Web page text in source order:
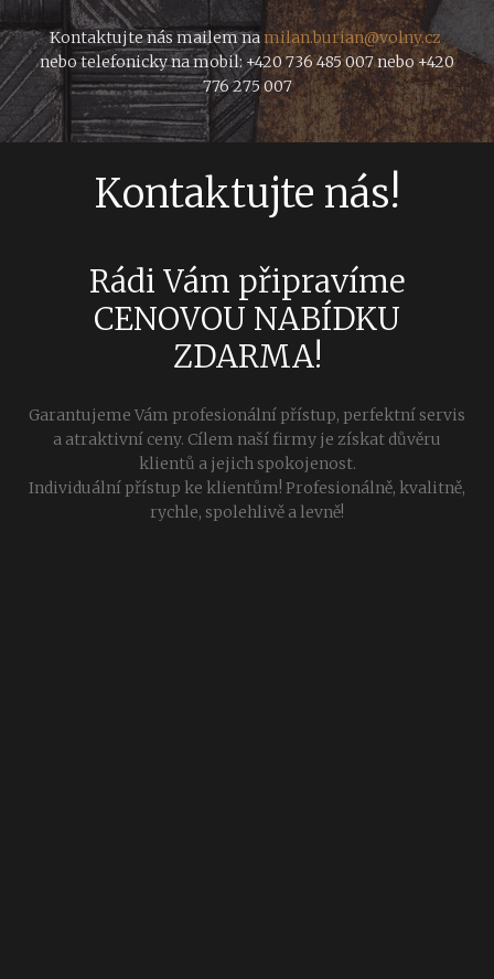
Kontaktujte nás mailem namilan.burian@volny.cz
nebo telefonicky na mobil: +420 736 485 007 nebo +420
776 275 007
Kontaktujte nás!
Rádi Vám připravíme
CENOVOU NABÍDKU
ZDARMA!
Garantujeme Vám profesionální přístup, perfektní servis
a atraktivní ceny. Cílem naší firmy je získat důvěru
klientů a jejich spokojenost.
Individuální přístup ke klientům! Profesionálně, kvalitně,
rychle, spolehlivě a levně!